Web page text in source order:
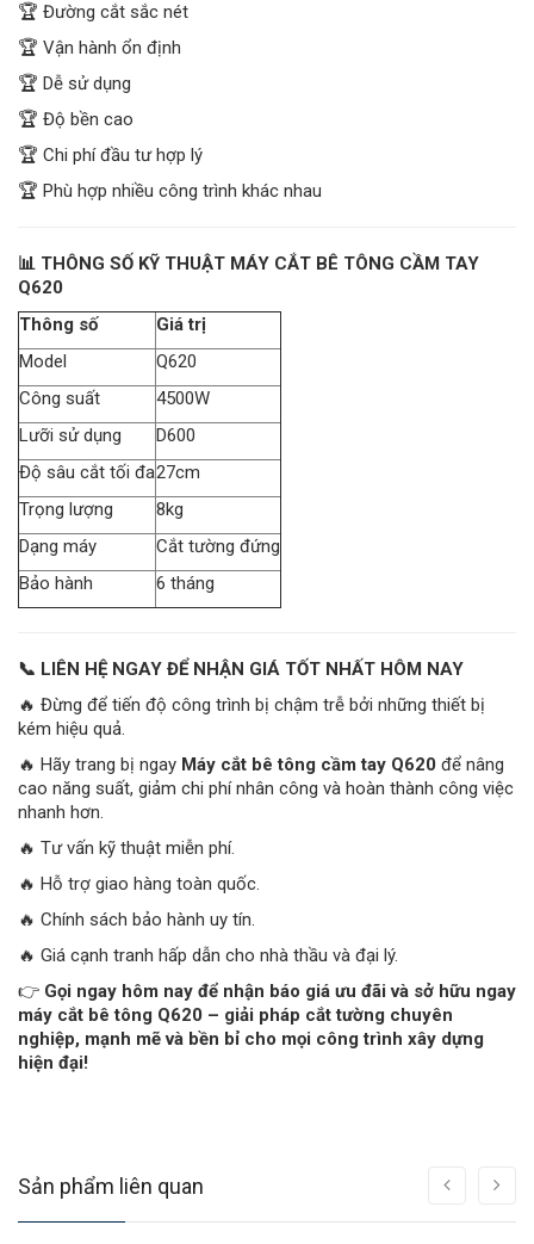
🏆 Đường cắt sắc nét
🏆 Vận hành ổn định
🏆 Dễ sử dụng
🏆 Độ bền cao
🏆 Chi phí đầu tư hợp lý
🏆 Phù hợp nhiều công trình khác nhau
📊 THÔNG SỐ KỸ THUẬT MÁY CẮT BÊ TÔNG CẦM TAY
Q620
Thông số
Giá trị
Model
Q620
Công suất
4500W
Lưỡi sử dụng
D600
Độ sâu cắt tối đa27cm
Trọng lượng
8kg
Dạng máy
Cắt tường đứng
Bảo hành
6 tháng
📞 LIÊN HỆ NGAY ĐỂ NHẬN GIÁ TỐT NHẤT HÔM NAY
🔥 Đừng để tiến độ công trình bị chậm trễ bởi những thiết bị
kém hiệu quả.
🔥 Hãy trang bị ngay Máy cắt bê tông cầm tay Q620 để nâng
cao năng suất, giảm chi phí nhân công và hoàn thành công việc
nhanh hơn.
🔥 Tư vấn kỹ thuật miễn phí.
🔥 Hỗ trợ giao hàng toàn quốc.
🔥 Chính sách bảo hành uy tín.
🔥 Giá cạnh tranh hấp dẫn cho nhà thầu và đại lý.
👉 Gọi ngay hôm nay để nhận báo giá ưu đãi và sở hữu ngay
máy cắt bê tông Q620 – giải pháp cắt tường chuyên
nghiệp, mạnh mẽ và bền bỉ cho mọi công trình xây dựng
hiện đại!
Sản phẩm liên quan